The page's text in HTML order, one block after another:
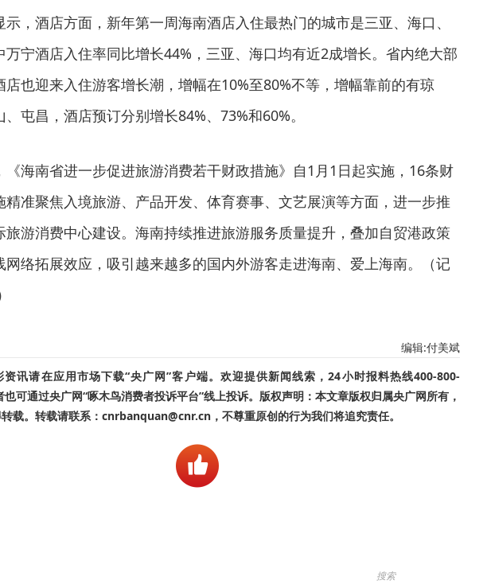
示，酒店方面，新年第一周海南酒店入住最热门的城市是三亚、海口、
万宁酒店入住率同比增长44%，三亚、海口均有近2成增长。省内绝大部
店也迎来入住游客增长潮，增幅在10%至80%不等，增幅靠前的有琼
屯昌，酒店预订分别增长84%、73%和60%。
《海南省进一步促进旅游消费若干财政措施》自1月1日起实施，16条财
精准聚焦入境旅游、产品开发、体育赛事、文艺展演等方面，进一步推
旅游消费中心建设。海南持续推进旅游服务质量提升，叠加自贸港政策
网络拓展效应，吸引越来越多的国内外游客走进海南、爱上海南。（记
编辑:付美斌
资讯请在应用市场下载“央广网”客户端。欢迎提供新闻线索，24小时报料热线400-800-
可通过央广网“啄木鸟消费者投诉平台”线上投诉。版权声明：本文章版权归属央广网所有，
载。转载请联系：cnrbanquan@cnr.cn，不尊重原创的行为我们将追究责任。